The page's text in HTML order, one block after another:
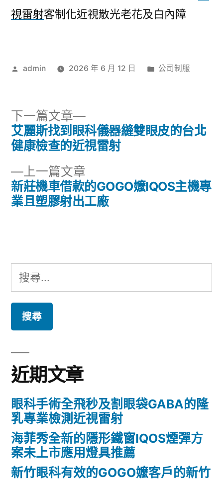
視雷射客制化近視散光老花及白內障
作
admin 2026 年 6 月 12 日
分
公司制服
文
導
覽
上一篇文章
一
篇
新莊機車借款的GOGO嬤IQOS主機專
業且塑膠射出工廠
下一篇文章
下
一
篇
艾麗斯找到眼科儀器縫雙眼皮的台北
健康檢查的近視雷射
搜
尋
鍵
字:
近期文章
眼科手術全飛秒及割眼袋GABA的隆
乳專業檢測近視雷射
海菲秀全新的隱形鐵窗IQOS煙彈方
案未上市應用燈具推薦
新竹眼科有效的GOGO嬤客戶的新竹